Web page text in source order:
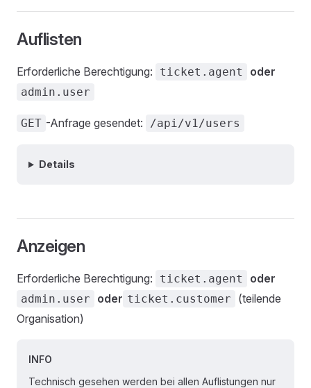
Auflisten
Erforderliche Berechtigung: ticket.agent oder
admin.user
GET -Anfrage gesendet: /api/v1/users
Details
Anzeigen
Erforderliche Berechtigung: ticket.agent oder
admin.user oder ticket.customer
(teilende
Organisation)
INFO
Technisch gesehen werden bei allen Auflistungen nur